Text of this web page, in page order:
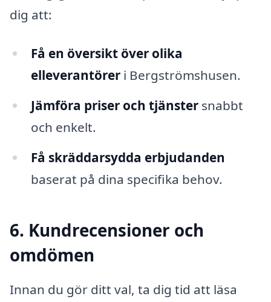
dig att:
Få en översikt över olika
elleverantöreri Bergströmshusen.
Jämföra priser och tjänstersnabbt
och enkelt.
Få skräddarsydda erbjudanden
baserat på dina specifika behov.
6. Kundrecensioner och
omdömen
Innan du gör ditt val, ta dig tid att läsa